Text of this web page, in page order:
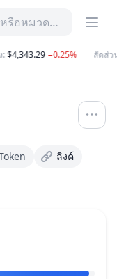
รือหมวดหมู่
$4,343.29−0.25% สัดส่วน
ลิงค์